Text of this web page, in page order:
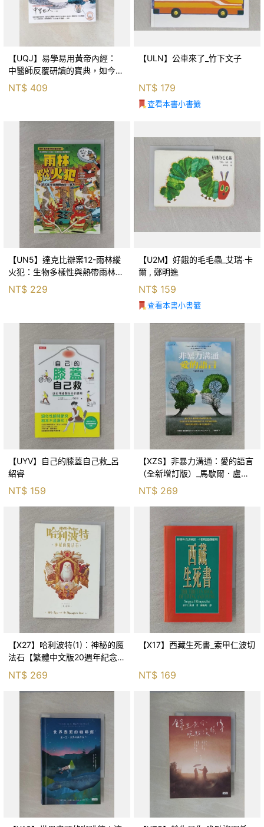
【UQJ】易學易用黃帝內經：
中醫師反覆研讀的寶典，如今一
般人也能實踐。12條經絡、365
個穴位白話詳解，經之所過，病
NT$ 409
【ULN】公車來了_竹下文子
NT$ 179
查看本書小書籤
【UN5】達克比辦案12-雨林縱
火犯：生物多樣性與熱帶雨林生
態系_柯智元
NT$ 229
【U2M】好餓的毛毛蟲_艾瑞‧卡
爾 , 鄭明進
NT$ 159
查看本書小書籤
【UYV】自己的膝蓋自己救_呂
紹睿
NT$ 159
【XZS】非暴力溝通：愛的語言
（全新增訂版）_馬歇爾．盧森
堡, 蕭寶森
NT$ 269
【X27】哈利波特(1)：神秘的魔
法石【繁體中文版20週年紀念】
NT$ 269
【X17】西藏生死書_索甲仁波切
NT$ 169